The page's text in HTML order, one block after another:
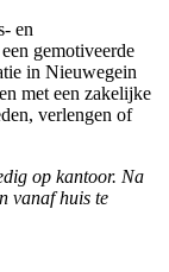
en
gemotiveerde
in Nieuwegein
met een zakelijke
verlengen of
op kantoor. Na
vanaf huis te